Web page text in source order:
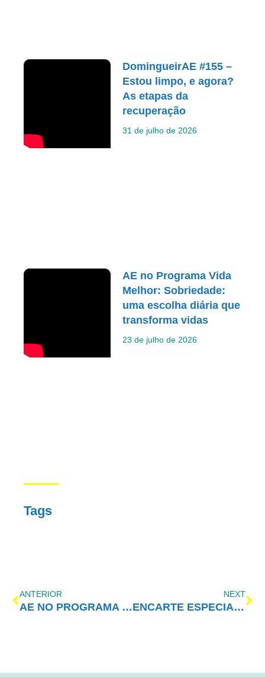
DomingueirAE #155 –
Estou limpo, e agora?
As etapas da
recuperação
31 de julho de 2026
AE no Programa Vida
Melhor: Sobriedade:
uma escolha diária que
transforma vidas
23 de julho de 2026
Tags
ANTERIOR
AE NO PROGRAMA VIDA MELHOR – REDEVIDA – 19/06/2023
NEXT
ENCARTE ESPECIAL – JULHO/2023